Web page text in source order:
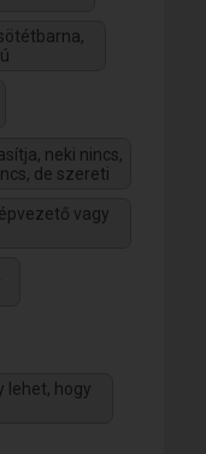
neki nincs,
de szereti
vagy
lehet, hogy